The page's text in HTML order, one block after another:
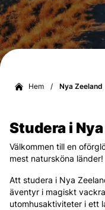
Hem / Nya Zeeland
Studera i
Välkommen till en
mest natursköna länder!
Att studera i Nya
äventyr i magiskt
utomhusaktiviteter i ett